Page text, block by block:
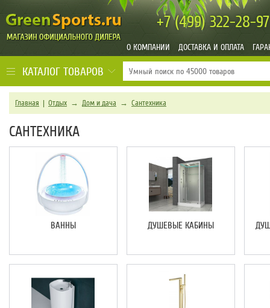
+7 (499)322-28-97
О КОМПАНИИ ДОСТАВКА И ОПЛАТА
КАТАЛОГ ТОВАРОВ
Главная | Отдых → Дом и дача → Сантехника
САНТЕХНИКА
ВАННЫ ДУШЕВЫЕ КАБИНЫ